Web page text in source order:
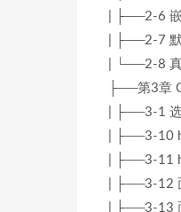
| ├──2-6
| ├──2-7
| └──2-8
├──第3章
| ├──3-1
| ├──3-10
| ├──3-11
| ├──3-12
| ├──3-13